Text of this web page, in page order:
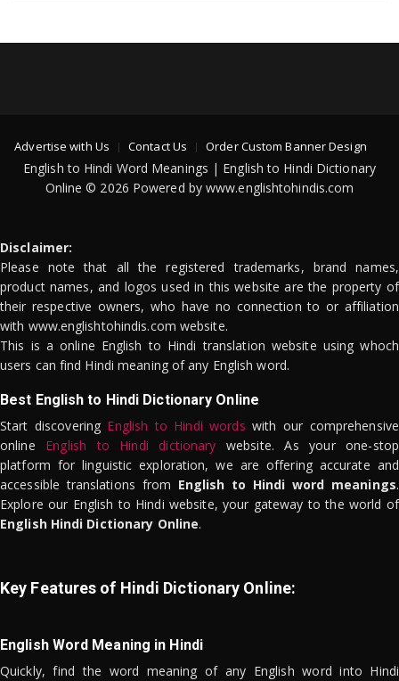
Advertise with Us Contact Us Order Custom Banner Design
English to Hindi Word Meanings | English to Hindi Dictionary
Online © 2026 Powered by www.englishtohindis.com
Disclaimer:
Please note that all the registered trademarks, brand names,
product names, and logos used in this website are the property of
their respective owners, who have no connection to or affiliation
with www.englishtohindis.com website.
This is a online English to Hindi translation website using whoch
users can find Hindi meaning of any English word.
Best English to Hindi Dictionary Online
Start discovering English to Hindi words with our comprehensive
online English to Hindi dictionary website. As your one-stop
platform for linguistic exploration, we are offering accurate and
accessible translations from English to Hindi word meanings.
Explore our English to Hindi website, your gateway to the world of
English Hindi Dictionary Online.
Key Features of Hindi Dictionary Online:
English Word Meaning in Hindi
Quickly, find the word meaning of any English word into Hindi